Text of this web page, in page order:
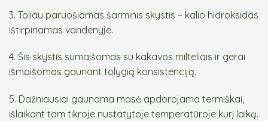
3. Toliau paruošiamas šarminis skystis – kalio hidroksidas
ištirpinamas vandenyje.
4. Šis skystis sumaišomas su kakavos milteliais ir gerai
išmaišomas gaunant tolygią konsistenciją.
5. Dažniausiai gaunama masė apdorojama termiškai,
išlaikant tam tikroje nustatytoje temperatūroje kurį laiką.